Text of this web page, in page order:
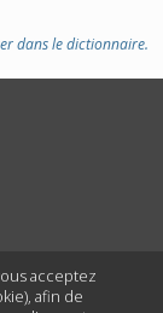
acceptez
afin de
dans le dictionnaire.